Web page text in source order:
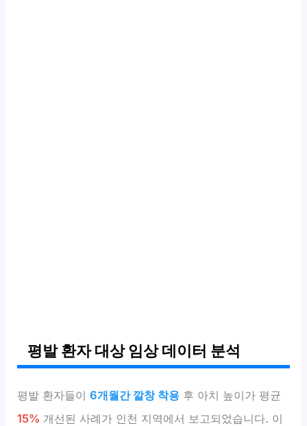
평발 환자 대상 임상 데이터 분석
평발 환자들이6개월간 깔창 착용 후 아치 높이가 평균
15% 개선된 사례가 인천 지역에서 보고되었습니다. 이